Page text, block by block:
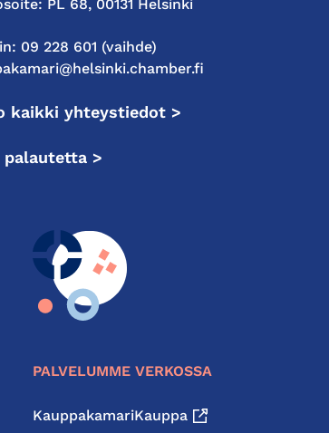
PL 68, 00131 Helsinki
09 228 601 (vaihde)
kaikki yhteystiedot >
palautetta >
PALVELUMME VERKOSSA
KauppakamariKauppa